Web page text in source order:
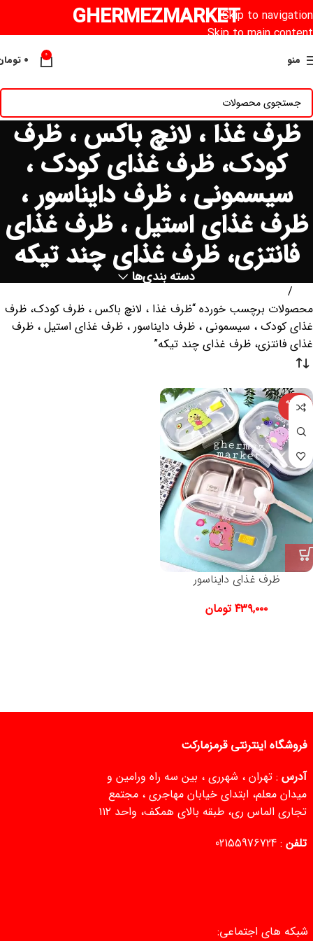
Skip to navigation
Skip to main content
GHERMEZMARKET
منو 0 ۰
ظرف غذا ، لانچ باکس ، ظرف
کودک، ظرف غذای کودک ،
سیسمونی ، ظرف دایناسور ،
ظرف غذای استیل ، ظرف غذای
فانتزی، ظرف غذای چند تیکه
دسته بندی‌ها
محصولات برچسب خورده “ظرف غذا ، لانچ باکس ، ظرف کودک، ظرف
غذای کودک ، سیسمونی ، ظرف دایناسور ، ظرف غذای استیل ، ظرف
غذای فانتزی، ظرف غذای چند تیکه”
فروخته
شده
ظرف غذای دایناسور
۴۳۹,۰۰۰ تومان
فروشگاه اینترنتی قرمزمارکت
آدرس : تهران ، شهرری ، بین سه راه ورامین و
میدان معلم، ابتدای خیابان مهاجری ، مجتمع
تجاری الماس ری، طبقه بالای همکف، واحد ۱۱۲
تلفن :
02155976724
شبکه های اجتماعی: